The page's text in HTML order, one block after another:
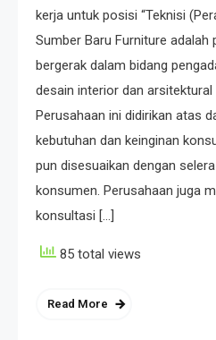
kerja untuk posisi “Teknisi
Sumber Baru Furniture adalah
bergerak dalam bidang
desain interior dan
Perusahaan ini didirikan atas
kebutuhan dan keinginan
pun disesuaikan dengan
konsumen. Perusahaan juga
konsultasi […]
85 total views
Read More